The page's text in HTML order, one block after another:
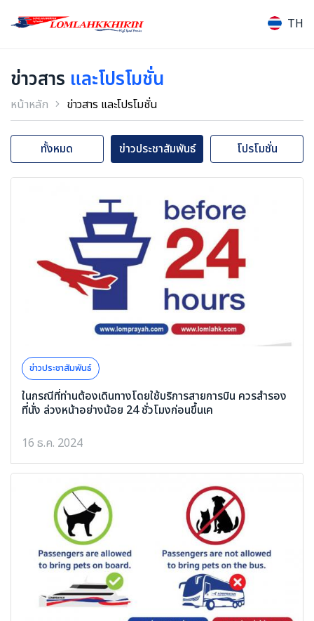
TH
ข่าวสาร และโปรโมชั่น
หน้าหลัก ข่าวสาร และโปรโมชั่น
ทั้งหมด ข่าวประชาสัมพันธ์ โปรโมชั่น
ข่าวประชาสัมพันธ์
ในกรณีที่ท่านต้องเดินทางโดยใช้บริการสายการบิน ควรสำรอง
ที่นั่ง ล่วงหน้าอย่างน้อย 24 ชั่วโมงก่อนขึ้นเค
16 ธ.ค. 2024